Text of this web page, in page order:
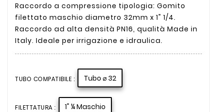
Raccordo a compressione tipologia: Gomito
filettato maschio diametro 32mm x 1" 1/4.
Raccordo ad alta densità PN16, qualità Made in
Italy. Ideale per irrigazione e idraulica.
TUBO COMPATIBILE : Tubo ⌀ 32
FILETTATURA : 1" ¼ Maschio